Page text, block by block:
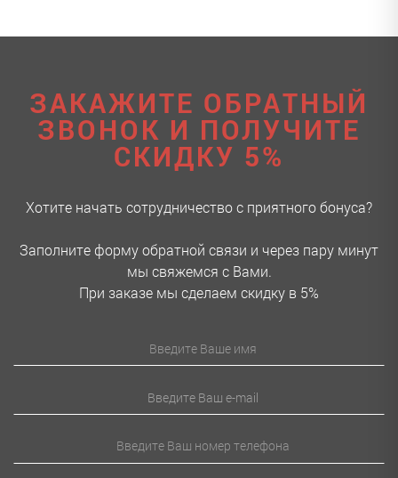
ЗАКАЖИТЕ ОБРАТНЫЙ
ЗВОНОК И ПОЛУЧИТЕ
СКИДКУ 5%
Хотите начать сотрудничество с приятного бонуса?
Заполните форму обратной связи и через пару минут
мы свяжемся с Вами.
При заказе мы сделаем скидку в 5%